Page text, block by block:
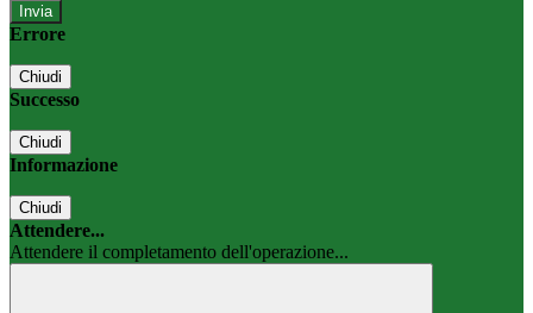
Errore
Chiudi
Successo
Chiudi
Informazione
Chiudi
Attendere...
Attendere il completamento dell'operazione...